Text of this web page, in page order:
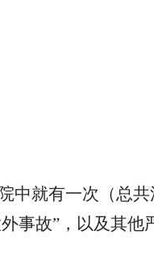
中就有一次（总
事故”，以及其他